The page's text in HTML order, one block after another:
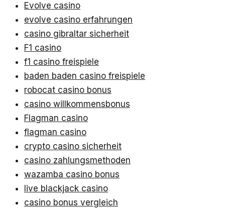
Evolve casino
evolve casino erfahrungen
casino gibraltar sicherheit
F1 casino
f1 casino freispiele
baden baden casino freispiele
robocat casino bonus
casino willkommensbonus
Flagman casino
flagman casino
crypto casino sicherheit
casino zahlungsmethoden
wazamba casino bonus
live blackjack casino
casino bonus vergleich